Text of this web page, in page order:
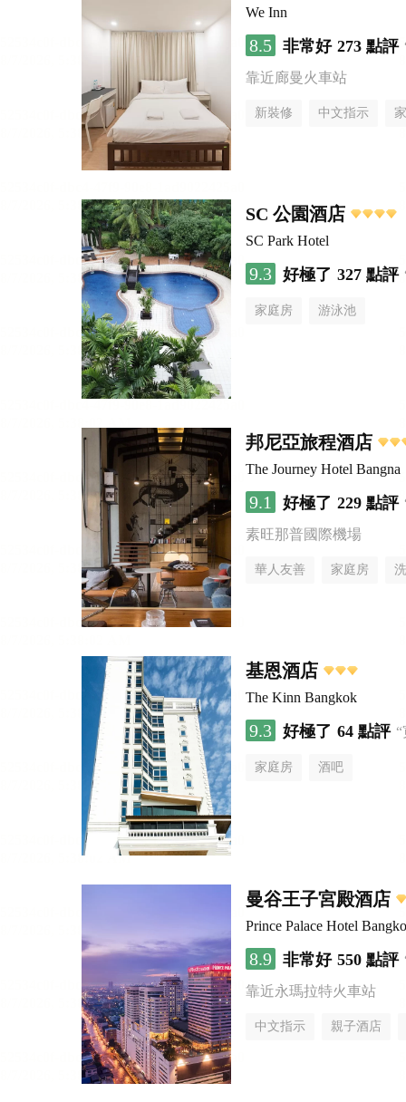
We Inn
8.5 非常好 273 點評
靠近廊曼火車站
新裝修 中文指示
SC 公園酒店
SC Park Hotel
9.3 好極了 327 點評
家庭房 游泳池
邦尼亞旅程酒店
The Journey Hotel Bangna
9.1 好極了 229 點評
素旺那普國際機場
華人友善 家庭房
基恩酒店
The Kinn Bangkok
9.3 好極了 64 點評
家庭房 酒吧
曼谷王子宮殿酒店
Prince Palace Hotel
8.9 非常好 550 點評
靠近永瑪拉特火車站
中文指示 親子酒店